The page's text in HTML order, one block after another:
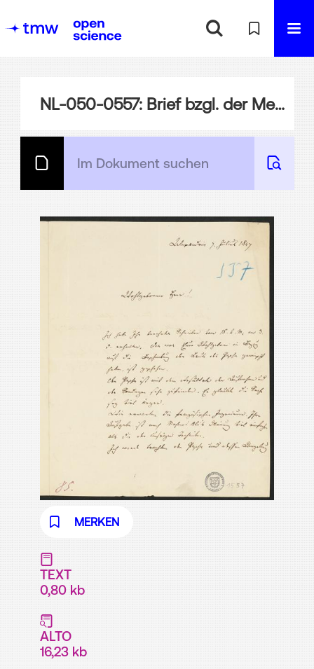
NL-050-0557: Brief bzgl. der Meinung des Vizekönigs zu den Expeditionen
MERKEN
TEXT
0,80 kb
ALTO
16,23 kb